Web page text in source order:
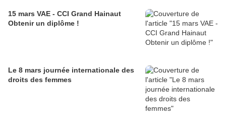
15 mars VAE - CCI Grand Hainaut
Obtenir un diplôme !
Le 8 mars journée internationale des
droits des femmes